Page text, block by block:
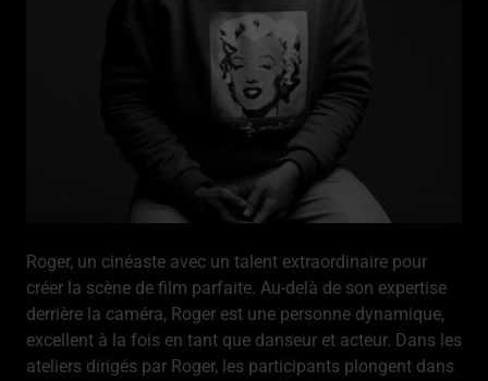
Roger, un cinéaste avec un talent extraordinaire pour
créer la scène de film parfaite. Au-delà de son expertise
derrière la caméra, Roger est une personne dynamique,
excellent à la fois en tant que danseur et acteur. Dans les
ateliers dirigés par Roger, les participants plongent dans